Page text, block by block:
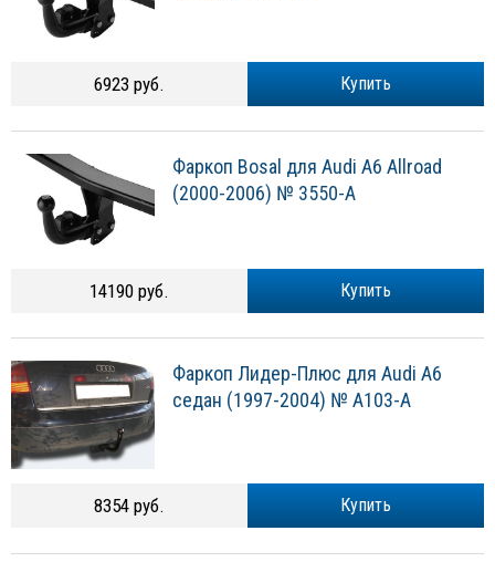
Купить
6923 руб.
Фаркоп Bosal для Audi A6 Allroad
(2000-2006) № 3550-A
Купить
14190 руб.
Фаркоп Лидер-Плюс для Audi A6
седан (1997-2004) № A103-A
Купить
8354 руб.